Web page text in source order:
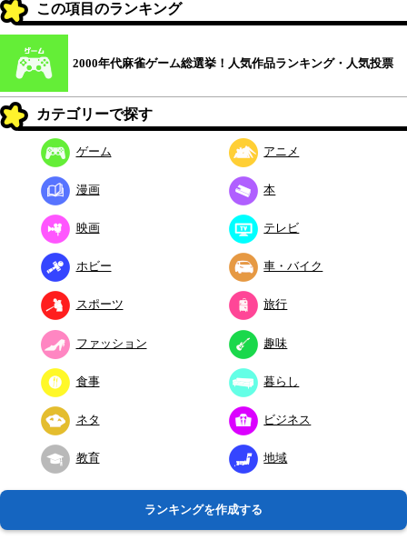
この項目のランキング
2000年代麻雀ゲーム総選挙！人気作品ランキング・人気投票
カテゴリーで探す
ゲーム アニメ
漫画 本
映画 テレビ
ホビー 車・バイク
スポーツ 旅行
ファッション 趣味
食事 暮らし
ネタ ビジネス
教育 地域
ランキングを作成する